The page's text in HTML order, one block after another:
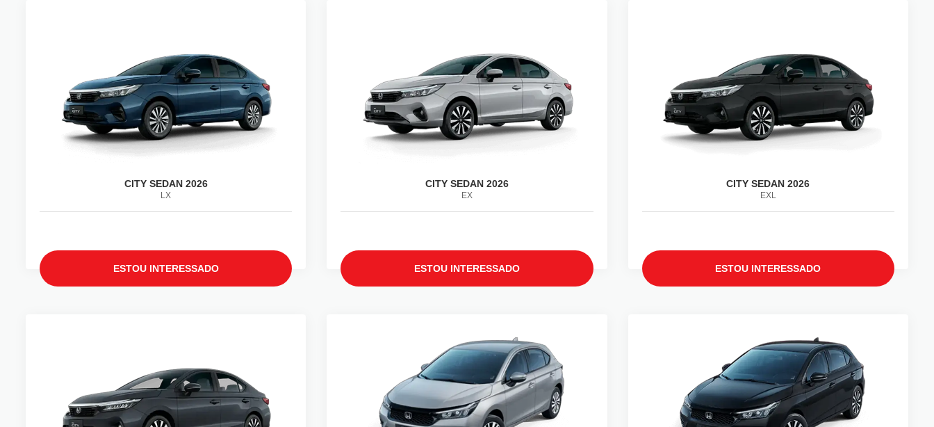
CITY SEDAN 2026
LX
ESTOU INTERESSADO
CITY SEDAN 2026
EX
ESTOU INTERESSADO
CITY SEDAN 2026
EXL
ESTOU INTERESSADO